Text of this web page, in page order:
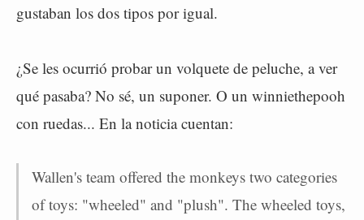
gustaban los dos tipos por igual.
¿Se les ocurrió probar un volquete de peluche, a ver
qué pasaba? No sé, un suponer. O un winniethepooh
con ruedas... En la noticia cuentan:
Wallen's team offered the monkeys two categories
of toys: "wheeled" and "plush". The wheeled toys,